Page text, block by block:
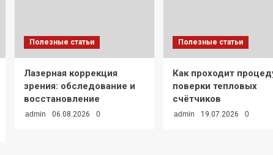
Полезные статьи
Лазерная коррекция
зрения: обследование и
восстановление
admin 06.08.2026 0
Полезные статьи
Как проходит
поверки тепловых
счётчиков
admin 19.07.2026 0